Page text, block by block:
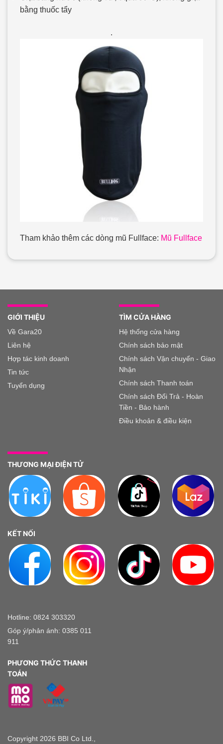
bằng thuốc tẩy
.
Tham khảo thêm các dòng mũ Fullface: Mũ Fullface
GIỚI THIỆU
Về Gara20
Liên hệ
Hợp tác kinh doanh
Tin tức
Tuyển dụng
TÌM CỬA HÀNG
Hệ thống cửa hàng
Chính sách bảo mật
Chính sách Vận chuyển - Giao
Nhận
Chính sách Thanh toán
Chính sách Đổi Trả - Hoàn
Tiền - Bảo hành
Điều khoản & điều kiện
THƯƠNG MẠI ĐIỆN TỬ
KẾT NỐI
Hotline: 0824 303320
Góp ý/phản ánh: 0385 011
911
PHƯƠNG THỨC THANH
TOÁN
Copyright 2026 BBI Co Ltd.,